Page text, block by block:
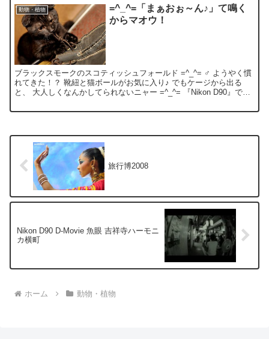
動物・植物
=^_^=「まぁおぉ～ん♪」て鳴く
からマオウ！
ブラックスモークのスコティッシュフォールド =^_^= ♂ ようやく慣
れてきた！？ 靴紐と猫ボールがお気に入り♪ でもケージから出る
と、 大人しくなんかしてられないニャー =^_^= 『Nikon D90』で撮
旅行博2008
Nikon D90 D-Movie 魚眼 吉祥寺ハーモニ
カ横町
ホーム 動物・植物